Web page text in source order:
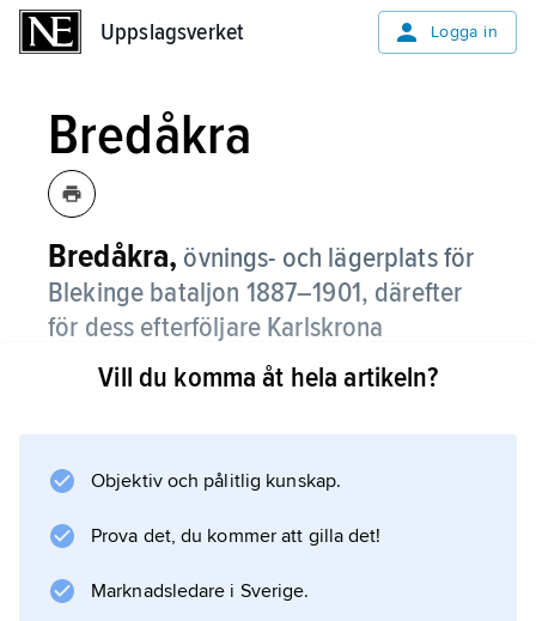
Uppslagsverket Logga in
Bredåkra
Bredåkra, övnings- och lägerplats för
Blekinge bataljon 1887–1901, därefter
för dess efterföljare Karlskrona
grenadjärregemente 1902–06.
tagna militära lägerplats av permanent
Blekinge flygflottilj (F 17).
Vill du komma åt hela artikeln?
Objektiv och pålitlig kunskap.
Prova det, du kommer att gilla det!
Marknadsledare i Sverige.